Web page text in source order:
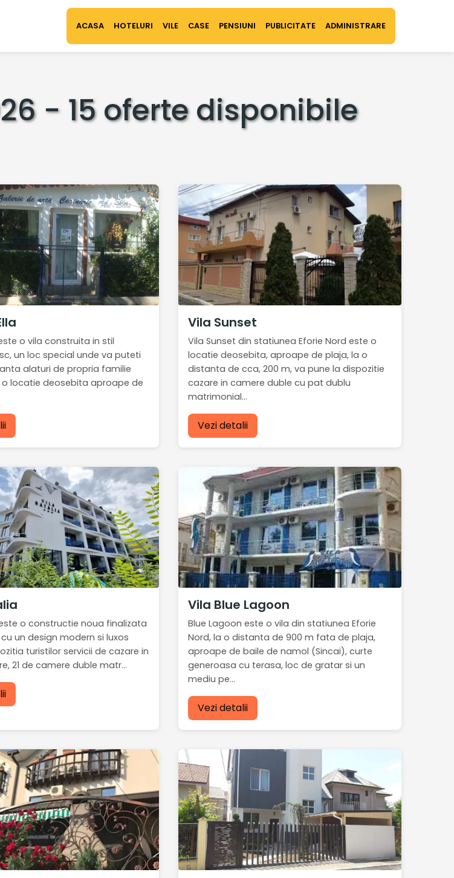
ACASA HOTELURI VILE CASE PENSIUNI PUBLICITATE ADMINISTRARE
- 15 oferte disponibile
o vila construita in stil
un loc special unde va puteti
alaturi de propria familie
o locatie deosebita aproape de
Vila Sunset
Vila Sunset din statiunea Eforie Nord este o
locatie deosebita, aproape de plaja, la o
distanta de cca, 200 m, va pune la dispozitie
cazare in camere duble cu pat dublu
matrimonial...
Vezi detalii
o constructie noua finalizata
cu un design modern si luxos
turistilor servicii de cazare in
21 de camere duble matr...
Vila Blue Lagoon
Blue Lagoon este o vila din statiunea Eforie
Nord, la o distanta de 900 m fata de plaja,
aproape de baile de namol (Sincai), curte
generoasa cu terasa, loc de gratar si un
mediu pe...
Vezi detalii